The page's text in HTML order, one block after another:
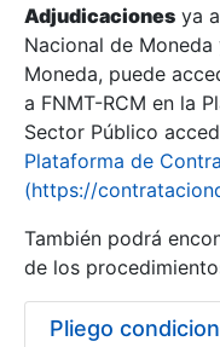
Erakutsi/Ezkutatu
Erakutsi/Ezkutatu
Adjudicaciones ya
Nacional de
Moneda, puede
a FNMT-RCM en la
Sector Público
Plataforma de
(https://
También podrá
de los